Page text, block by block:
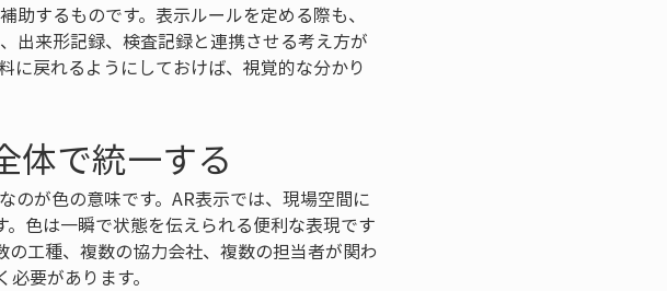
するものです。表示ルールを定める際も、
出来形記録、検査記録と連携させる考え方が
に戻れるようにしておけば、視覚的な分かり
体で統一する
のが色の意味です。AR表示では、現場空間に
色は一瞬で状態を伝えられる便利な表現です
工種、複数の協力会社、複数の担当者が関わ
要があります。